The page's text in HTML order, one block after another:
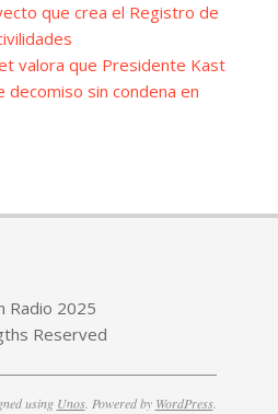
que crea el Registro de
valora que Presidente Kast
decomiso sin condena en
Radio 2025
Reserved
using Unos. Powered by WordPress.